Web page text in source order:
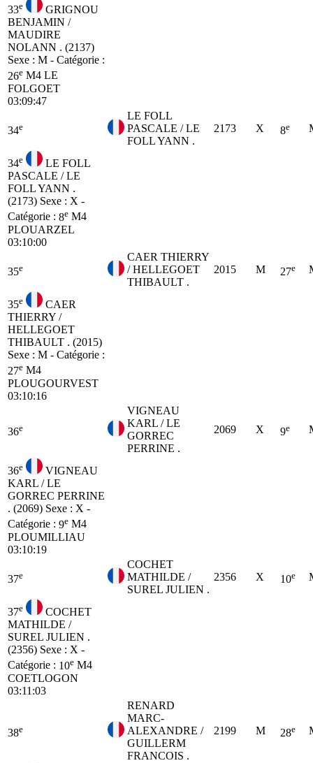
33e
GRIGNOU
BENJAMIN /
MAUDIRE
NOLANN . (2137)
Sexe : M - Catégorie :
26e M4 LE
FOLGOET
03:09:47
34e
LE FOLL
PASCALE / LE
FOLL YANN .
2173 X 8e
34e
LE FOLL
PASCALE / LE
FOLL YANN .
(2173) Sexe : X -
Catégorie : 8e M4
PLOUARZEL
03:10:00
35e
CAER THIERRY
/ HELLEGOET
THIBAULT .
2015 M 27e
35e
CAER
THIERRY /
HELLEGOET
THIBAULT . (2015)
Sexe : M - Catégorie :
27e M4
PLOUGOURVEST
03:10:16
36e
VIGNEAU
KARL / LE
GORREC
PERRINE .
2069 X 9e
36e
VIGNEAU
KARL / LE
GORREC PERRINE
. (2069) Sexe : X -
Catégorie : 9e M4
PLOUMILLIAU
03:10:19
37e
COCHET
MATHILDE /
SUREL JULIEN .
2356 X 10e
37e
COCHET
MATHILDE /
SUREL JULIEN .
(2356) Sexe : X -
Catégorie : 10e M4
COETLOGON
03:11:03
38e
RENARD
MARC-
ALEXANDRE /
GUILLERM
FRANCOIS .
2199 M 28e